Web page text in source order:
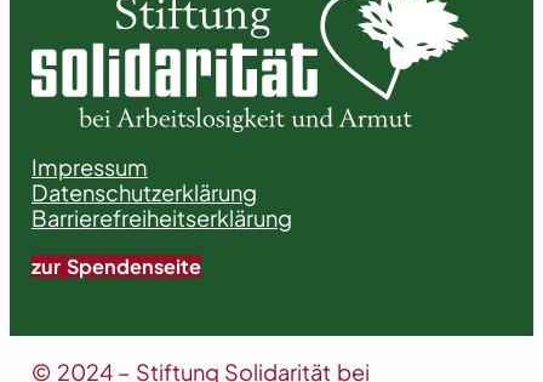
Impressum
Datenschutzerklärung
Barrierefreiheitserklärung
zur Spendenseite
© 2024 – Stiftung Solidarität bei